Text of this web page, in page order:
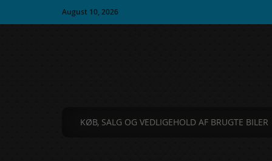
August 10, 2026
KØB, SALG OG VEDLIGEHOLD AF BRUGTE BILER